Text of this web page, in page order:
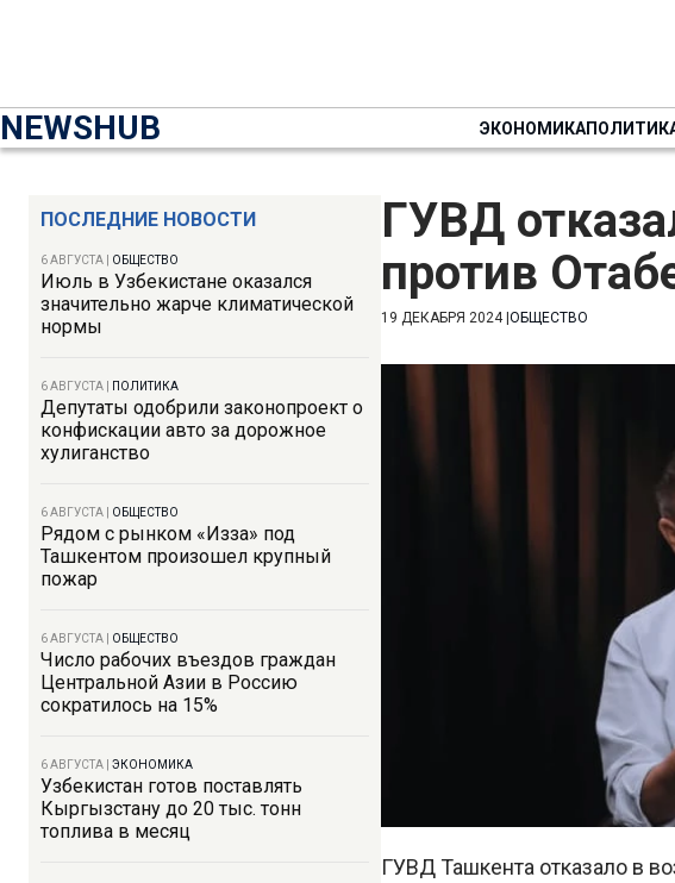
NEWSHUB ЭКОНОМИКА
ПОСЛЕДНИЕ НОВОСТИ
6 АВГУСТА ОБЩЕСТВО
Июль в Узбекистане оказался
значительно жарче климатической
нормы
6 АВГУСТА ПОЛИТИКА
Депутаты одобрили законопроект о
конфискации авто за дорожное
хулиганство
6 АВГУСТА ОБЩЕСТВО
Рядом с рынком «Изза» под
Ташкентом произошел крупный
пожар
6 АВГУСТА ОБЩЕСТВО
Число рабочих въездов граждан
Центральной Азии в Россию
сократилось на 15%
6 АВГУСТА ЭКОНОМИКА
Узбекистан готов поставлять
Кыргызстану до 20 тыс. тонн
топлива в месяц
ГУВД
против
19 ДЕКАБРЯ 2024| ОБЩЕСТВО
ГУВД Ташкента отказало в